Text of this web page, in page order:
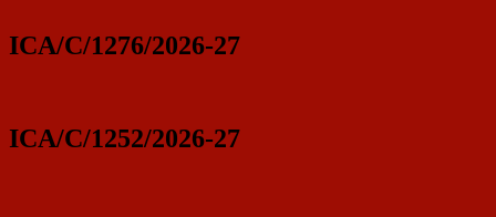
ICA/C/1276/2026-27
ICA/C/1252/2026-27